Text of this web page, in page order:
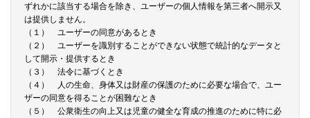
ずれかに該当する場合を除き、ユーザーの個人情報を第三者へ開示又
は提供しません。
（１） ユーザーの同意があるとき
（２） ユーザーを識別することができない状態で統計的なデータと
して開示・提供するとき
（３） 法令に基づくとき
（４） 人の生命、身体又は財産の保護のために必要な場合で、ユー
ザーの同意を得ることが困難なとき
（５） 公衆衛生の向上又は児童の健全な育成の推進のために特に必